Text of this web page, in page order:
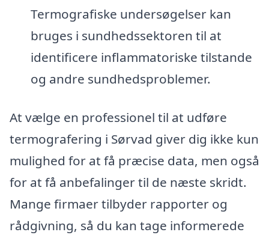
Termografiske undersøgelser kan
bruges i sundhedssektoren til at
identificere inflammatoriske tilstande
og andre sundhedsproblemer.
At vælge en professionel til at udføre
termografering i Sørvad giver dig ikke kun
mulighed for at få præcise data, men også
for at få anbefalinger til de næste skridt.
Mange firmaer tilbyder rapporter og
rådgivning, så du kan tage informerede